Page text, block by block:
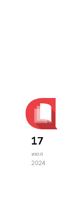
17
июл
2024